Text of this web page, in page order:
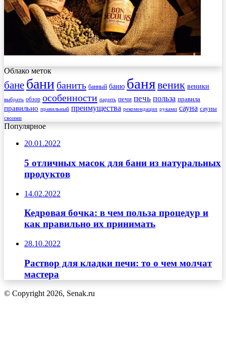
Облако меток
бане бани банить банный баню банявеник веники
выбрать обзор особенности парить печи печь польза правила
правильно правильный преимущества рекомендации руками сауна сауны
своими
Популярное
20.01.2022
5 отличных масок для бани из натуральных
продуктов
14.02.2022
Кедровая бочка: в чем польза процедур и
как правильно их принимать
28.10.2022
Раствор для кладки печи: то о чем молчат
мастера
© Copyright 2026, Senak.ru